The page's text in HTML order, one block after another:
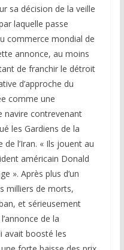
sa décision de la veille
laquelle passe
commerce mondial de
annonce, au moins
de franchir le détroit
d’approche du
comme une
navire contrevenant
les Gardiens de la
de l’Iran. « Ils jouent au
américain Donald
». Après plus d’un
milliers de morts,
et sérieusement
de la
avait boosté les